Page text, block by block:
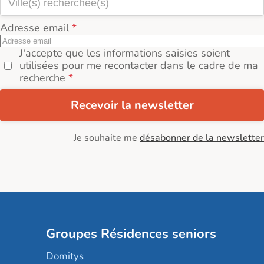
Adresse email
J'accepte que les informations saisies soient
utilisées pour me recontacter dans le cadre de ma
recherche
Recevoir la newsletter
Je souhaite me désabonner de la newsletter
Groupes Résidences seniors
Domitys